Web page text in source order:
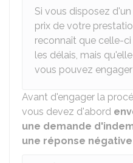
Si vous disposez
prix de votre
reconnaît que celle-
les délais, mais
vous pouvez
Avant d'engager la
vous devez d'abord
une demande
une réponse négative